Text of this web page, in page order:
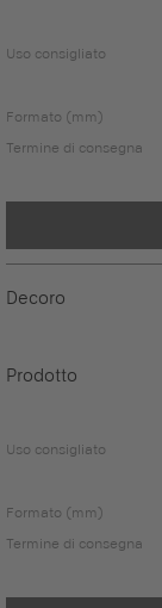
Uso consigliato
Formato (mm)
Termine di consegna
Decoro
Prodotto
Uso consigliato
Formato (mm)
Termine di consegna